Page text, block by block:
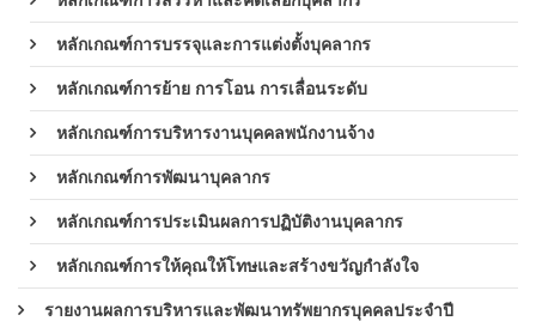
หลักเกณฑ์การบรรจุและการแต่งตั้งบุคลากร
หลักเกณฑ์การย้าย การโอน การเลื่อนระดับ
หลักเกณฑ์การบริหารงานบุคคลพนักงานจ้าง
หลักเกณฑ์การพัฒนาบุคลากร
หลักเกณฑ์การประเมินผลการปฏิบัติงานบุคลากร
หลักเกณฑ์การให้คุณให้โทษและสร้างขวัญกำลังใจ
รายงานผลการบริหารและพัฒนาทรัพยากรบุคคลประจำปี